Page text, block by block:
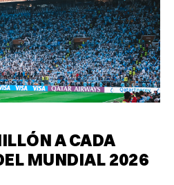
A CADA
MUNDIAL 2026